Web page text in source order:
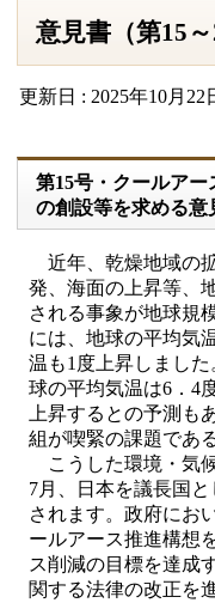
意見書（第15
更新日 : 2025年10月22
第15号・クールアー
の創設等を求める意
近年、乾燥地域の
発、海面の上昇等、
される事象が地球規
には、地球の平均気
温も1度上昇しまし
球の平均気温は6．4
上昇するとの予測も
組が喫緊の課題であ
こうした環境・気
7月、日本を議長国
されます。政府にお
ールアース推進構想
ス削減の目標を達成
関する法律の改正を